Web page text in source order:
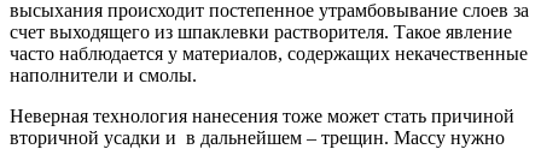
высыхания происходит постепенное утрамбовывание слоев за
счет выходящего из шпаклевки растворителя. Такое явление
часто наблюдается у материалов, содержащих некачественные
наполнители и смолы.
Неверная технология нанесения тоже может стать причиной
вторичной усадки и в дальнейшем – трещин. Массу нужно